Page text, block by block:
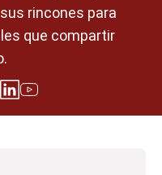
rincones para
que compartir